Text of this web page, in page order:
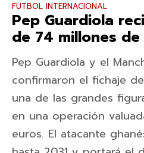
FUTBOL INTERNACIONAL
Pep Guardiola
de 74 millones
Pep Guardiola y el
confirmaron el fichaje
una de las grandes
en una operación
euros. El atacante